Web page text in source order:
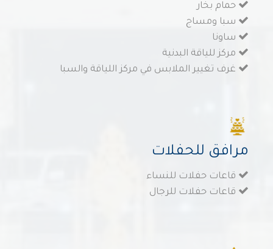
حمام بخار
سبا ومساج
ساونا
مركز للياقة البدنية
غرف تغيير الملابس في مركز اللياقة والسبا
مرافق للحفلات
قاعات حفلات للنساء
قاعات حفلات للرجال